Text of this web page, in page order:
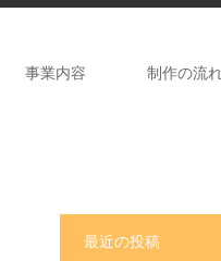
事業内容 制作の流
最近の投稿